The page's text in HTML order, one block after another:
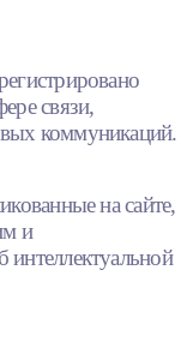
связи,
коммуникаций.
на сайте,
и